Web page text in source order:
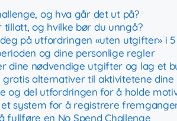
og hva går det ut på?
og hvilke bør du unngå?
på utfordringen «uten utgifter» i
og dine personlige regler
dine nødvendige utgifter og lag et
gratis alternativer til aktivitetene dine
og del utfordringen for å holde
et system for å registrere
fullføre en No Spend Challenge